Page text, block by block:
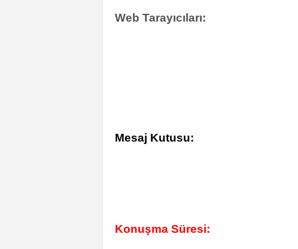
Web Tarayıcıları:
Mesaj Kutusu:
Konuşma Süresi: